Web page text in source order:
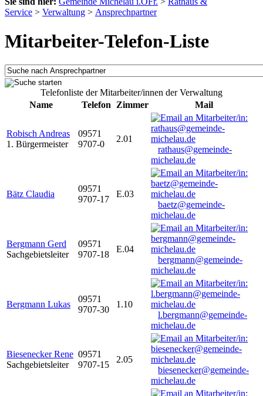
Service > Verwaltung > Ansprechpartner
Mitarbeiter-Telefon-Liste
Telefonliste der Mitarbeiter/innen der Verwaltung
Name
Telefon Zimmer Mail
Robisch Andreas
1. Bürgermeister
09571
9707-0
2.01
rathaus@gemeinde-
michelau.de
Bätz Claudia
09571
9707-17
E.03
baetz@gemeinde-
michelau.de
Bergmann Gerd
Sachgebietsleiter
09571
9707-18
E.04
bergmann@gemeinde-
michelau.de
Bergmann Lukas
09571
9707-30
1.10
l.bergmann@gemeinde-
michelau.de
Biesenecker Rene
Sachgebietsleiter
09571
9707-15
2.05
biesenecker@gemeinde-
michelau.de